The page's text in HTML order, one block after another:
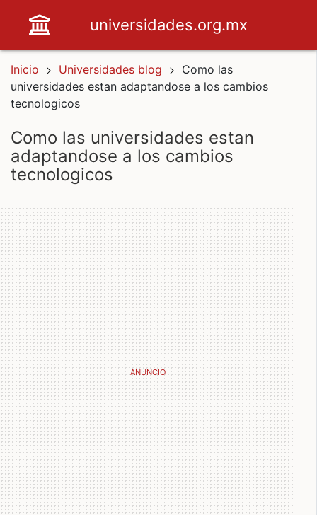
universidades.org.mx
Inicio Universidades blog
Como las
universidades estan adaptandose a los cambios
tecnologicos
como las universidades estan
adaptandose a los cambios
tecnologicos